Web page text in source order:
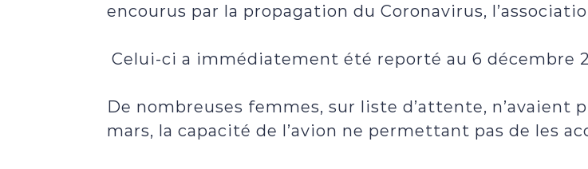
encourus par la propagation du Coronavirus,
Celui-ci a immédiatement été reporté au 6 décembre
De nombreuses femmes, sur liste d’attente, n’avaient
mars, la capacité de l’avion ne permettant pas de les